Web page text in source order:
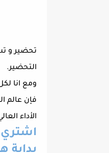
تحضير و
التحضير.
ومع انا
فإن عالم
الأداء
اشتري
بداية